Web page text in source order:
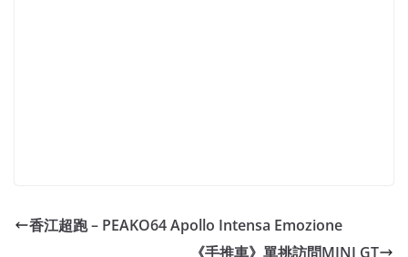
香江超跑 – PEAKO64 Apollo Intensa Emozione
《手推車》單挑訪問MINI GT